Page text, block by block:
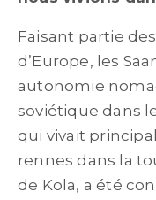
Faisant partie
d’Europe, les
autonomie
soviétique dans
qui vivait
rennes dans la
de Kola, a été